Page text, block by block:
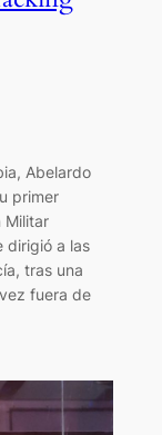
Abelardo
primer
Militar
dirigió a las
tras una
fuera de